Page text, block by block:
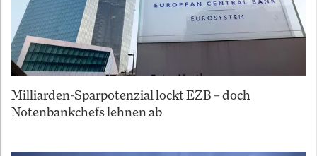
Milliarden-Sparpotenzial lockt EZB – doch
Notenbankchefs lehnen ab